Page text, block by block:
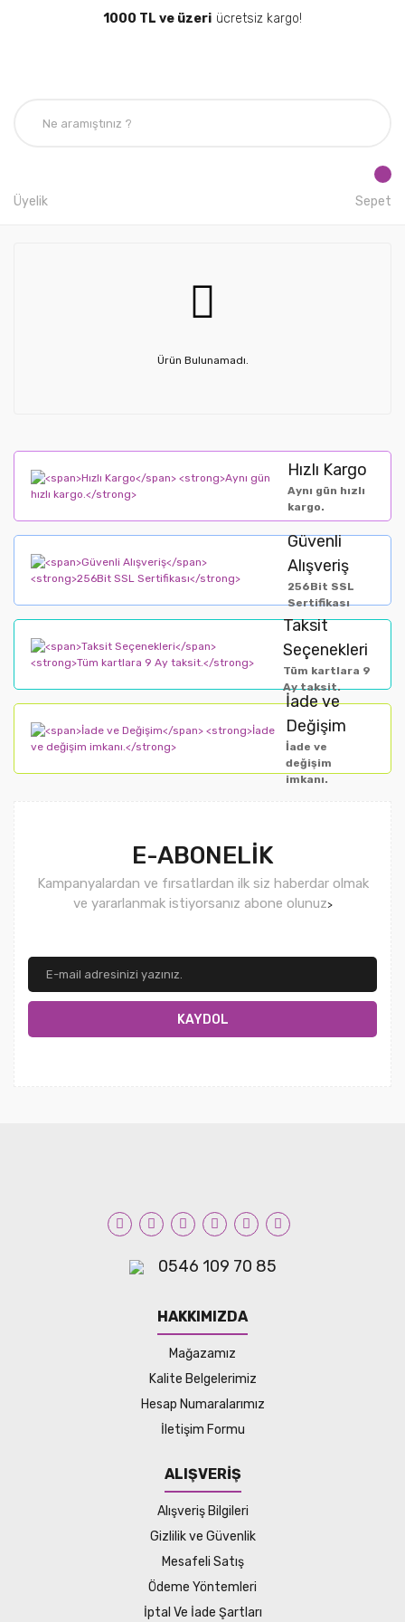
1000 TL ve üzeri ücretsiz kargo!
Üyelik Sepet
Ürün Bulunamadı.
Hızlı Kargo
Aynı gün hızlı
kargo.
Güvenli
Alışveriş
256Bit SSL
Sertifikası
Taksit
Seçenekleri
Tüm kartlara 9
Ay taksit.
İade ve
Değişim
İade ve
değişim
imkanı.
E-ABONELİK
Kampanyalardan ve fırsatlardan ilk siz haberdar olmak
ve yararlanmak istiyorsanız abone olunuz>
KAYDOL
0546 109 70 85
HAKKIMIZDA
Mağazamız
Kalite Belgelerimiz
Hesap Numaralarımız
İletişim Formu
ALIŞVERİŞ
Alışveriş Bilgileri
Gizlilik ve Güvenlik
Mesafeli Satış
Ödeme Yöntemleri
İptal Ve İade Şartları